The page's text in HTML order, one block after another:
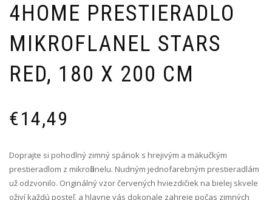
4HOME PRESTIERADLO
MIKROFLANEL STARS
RED, 180 X 200 CM
€14,49
Doprajte si pohodlný zimný spánok s hrejivým a mäkučkým
prestieradlom z mikroflanelu. Nudným jednofarebným prestieradlám
už odzvonilo. Originálný vzor červených hviezdičiek na bielej skvele
oživí každú posteľ, a hlavne vás dokonale zahreje počas zimných